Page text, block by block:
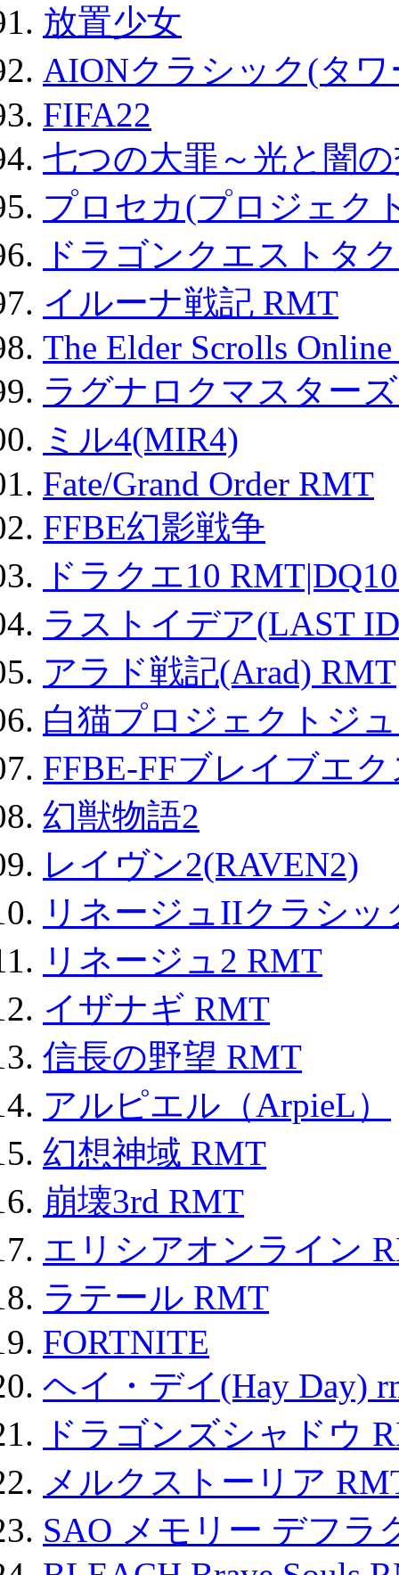
放置少女
AIONクラシック(タ
FIFA22
七つの大罪～光と闇
プロセカ(プロジェク
ドラゴンクエストタ
イルーナ戦記 RMT
The Elder Scrolls
ラグナロクマスター
ミル4(MIR4)
Fate/Grand Order RMT
FFBE幻影戦争
ドラクエ10
ラストイデア(LAST
アラド戦記(Arad) RMT
白猫プロジェクトジ
FFBE-FFブレイブエ
幻獣物語2
レイヴン2(RAVEN2)
リネージュIIクラシ
リネージュ2 RMT
イザナギ RMT
信長の野望 RMT
アルピエル（ArpieL）
幻想神域 RMT
崩壊3rd RMT
エリシアオンライン
ラテール RMT
FORTNITE
ヘイ・デイ(Hay Day)
ドラゴンズシャドウ
メルクストーリア
SAO メモリー デフラ